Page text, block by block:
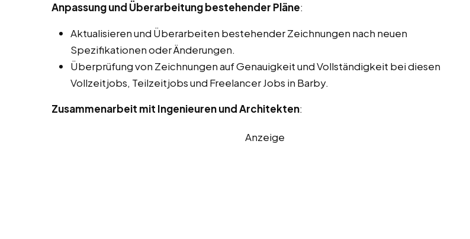
Anpassung und Überarbeitung bestehender Pläne:
Aktualisieren und Überarbeiten bestehender Zeichnungen nach neuen
Spezifikationen oder Änderungen.
Überprüfung von Zeichnungen auf Genauigkeit und Vollständigkeit bei diesen
Vollzeitjobs, Teilzeitjobs und Freelancer Jobs in Barby.
Zusammenarbeit mit Ingenieuren und Architekten:
Anzeige